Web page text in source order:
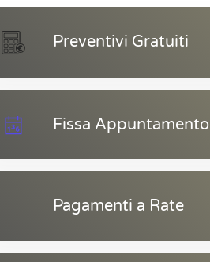
Preventivi Gratuiti
Fissa Appuntamento
Pagamenti a Rate